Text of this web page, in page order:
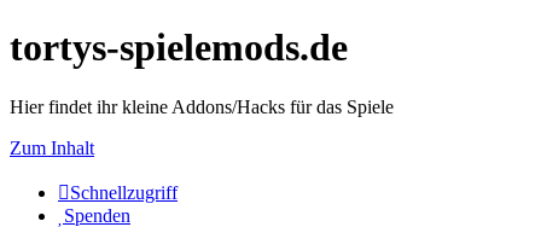
tortys-spielemods.de
Hier findet ihr kleine Addons/Hacks für das Spiele
Zum Inhalt
Schnellzugriff
Spenden